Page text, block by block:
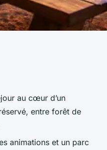
le
pour vos
au cœur d’un
entre forêt de
animations et un parc